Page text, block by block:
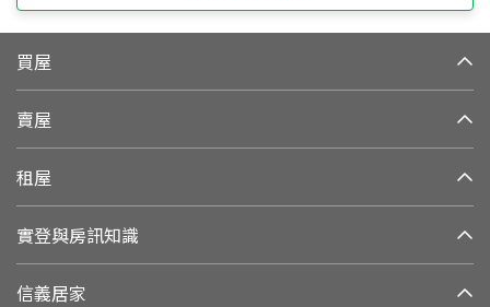
買屋
賣屋
租屋
實登與房訊知識
信義居家